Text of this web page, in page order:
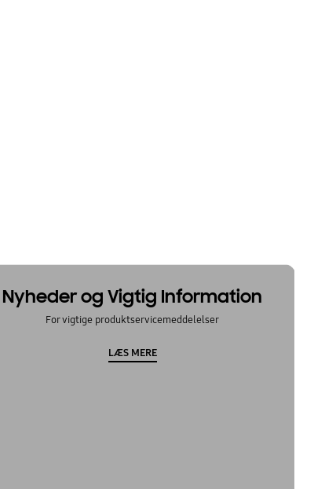
Nyheder og Vigtig Information
For vigtige produktservicemeddelelser
LÆS MERE